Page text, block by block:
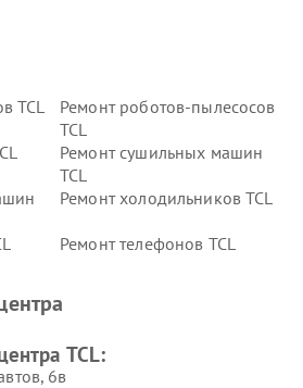
TCL
Ремонт роботов-пылесосов
TCL
Ремонт сушильных машин
TCL
Ремонт холодильников TCL
Ремонт телефонов TCL
TCL:
6в